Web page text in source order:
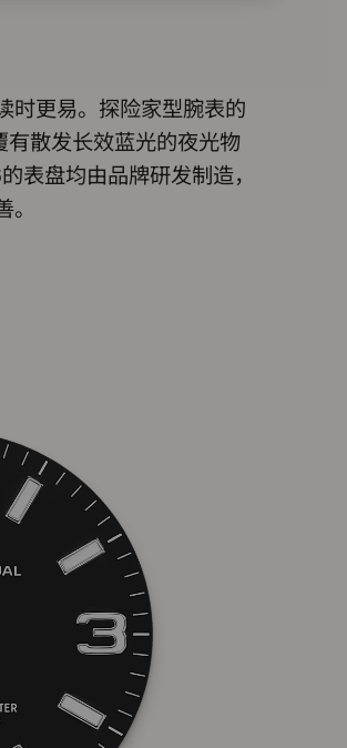
时更易。探险家型腕表的
散发长效蓝光的夜光物
表盘均由品牌研发制造，